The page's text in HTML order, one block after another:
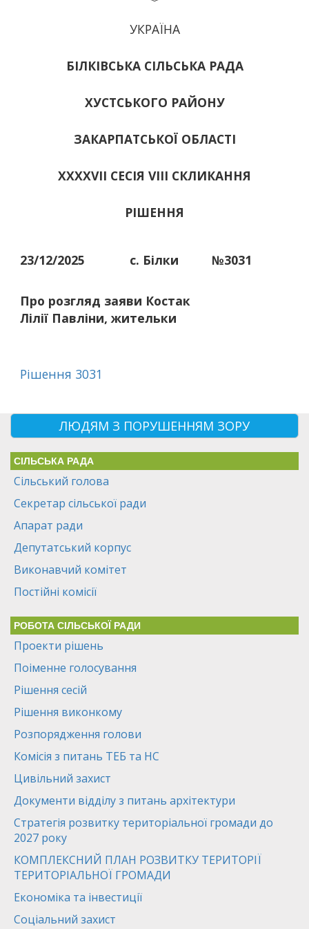
УКРАЇНА
БІЛКІВСЬКА СІЛЬСЬКА РАДА
ХУСТСЬКОГО РАЙОНУ
ЗАКАРПАТСЬКОЇ ОБЛАСТІ
ХХХХVІІ СЕСІЯ VIII СКЛИКАННЯ
РІШЕННЯ
23/12/2025 с. Білки №3031
Про розгляд заяви Костак
Лілії Павліни, жительки
Рішення 3031
ЛЮДЯМ З ПОРУШЕННЯМ ЗОРУ
СІЛЬСЬКА РАДА
Сільський голова
Секретар сільської ради
Апарат ради
Депутатський корпус
Виконавчий комітет
Постійні комісії
РОБОТА СІЛЬСЬКОЇ РАДИ
Проекти рішень
Поіменне голосування
Рішення сесій
Рішення виконкому
Розпорядження голови
Комісія з питань ТЕБ та НС
Цивільний захист
Документи відділу з питань архітектури
Стратегія розвитку територіальної громади до
2027 року
КОМПЛЕКСНИЙ ПЛАН РОЗВИТКУ ТЕРИТОРІЇ
ТЕРИТОРІАЛЬНОЇ ГРОМАДИ
Економіка та інвестиції
Соціальний захист